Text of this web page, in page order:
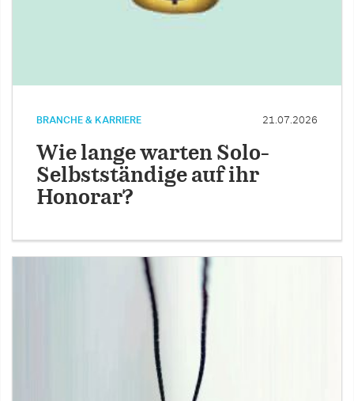
BRANCHE & KARRIERE 21.07.2026
Wie lange warten Solo-
Selbstständige auf ihr
Honorar?